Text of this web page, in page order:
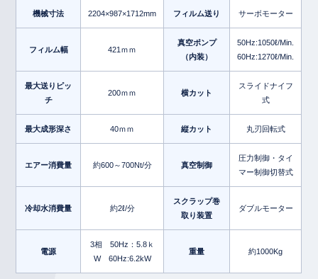
機械寸法 2204×987×1712mm フィルム送り サーボモーター
フィルム幅 421ｍｍ
真空ポンプ
（内装）
50Hz:1050ℓ/Min.
60Hz:1270ℓ/Min.
最大送りピッ
チ
200ｍｍ 横カット
スライドナイフ
式
最大成形深さ 40ｍｍ 縦カット 丸刃回転式
エアー消費量 約600～700Nt/分 真空制御
圧力制御・タイ
マー制御切替式
冷却水消費量 約2ℓ/分
スクラップ巻
取り装置
ダブルモーター
電源
3相 50Hz：5.8ｋ
W 60Hz:6.2kW
重量 約1000Kg